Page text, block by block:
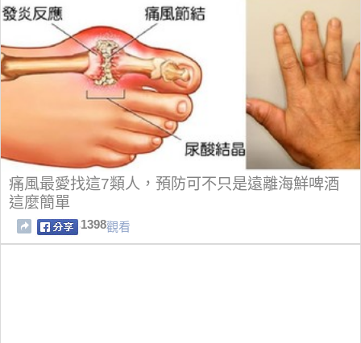
痛風最愛找這7類人，預防可不只是遠離海鮮啤酒
這麼簡單
1398觀看